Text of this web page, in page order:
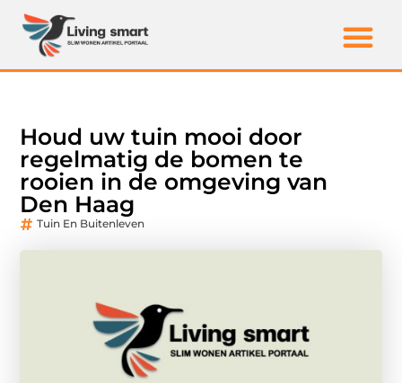
Houd uw tuin mooi door
regelmatig de bomen te
rooien in de omgeving van
Den Haag
Tuin En Buitenleven